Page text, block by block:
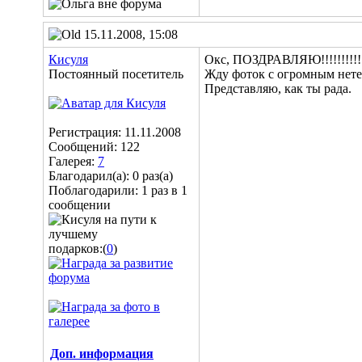
15.11.2008, 15:08
Кисуля
Постоянный посетитель
Регистрация: 11.11.2008
Сообщений: 122
Галерея: 7
Благодарил(а): 0 раз(а)
Поблагодарили: 1 раз в 1
сообщении
подарков:(0)
Доп. информация
Окс,
Жду фоток с огромным
Представляю, как ты рада.